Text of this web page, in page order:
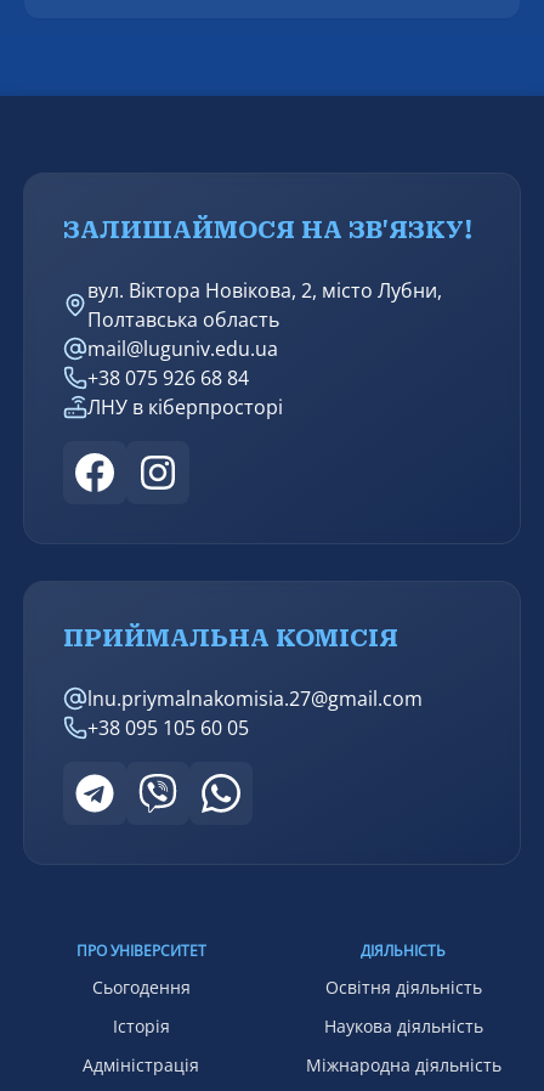
ЗАЛИШАЙМОСЯ НА ЗВ'ЯЗКУ!
вул. Віктора Новікова, 2, місто Лубни,
Полтавська область
mail@luguniv.edu.ua
+38 075 926 68 84
ЛНУ в кіберпросторі
ПРИЙМАЛЬНА КОМІСІЯ
lnu.priymalnakomisia.27@gmail.com
+38 095 105 60 05
ПРО УНІВЕРСИТЕТ
Сьогодення
Історія
Адміністрація
ДІЯЛЬНІСТЬ
Освітня діяльність
Наукова діяльність
Міжнародна діяльність